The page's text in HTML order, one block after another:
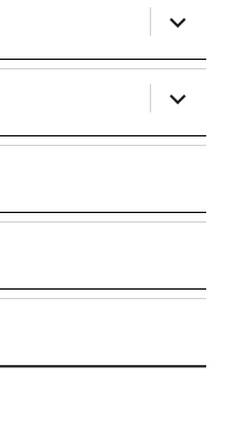
ouvrir
le
sous-
menu
ouvrir
le
sous-
menu